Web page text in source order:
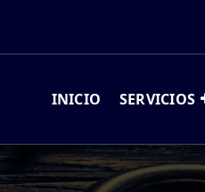
INICIO SERVICIOS